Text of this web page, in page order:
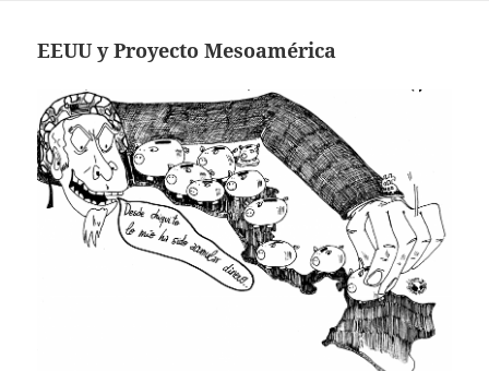
EEUU y Proyecto Mesoamérica